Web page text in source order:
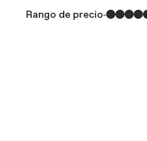
Rango de precio-